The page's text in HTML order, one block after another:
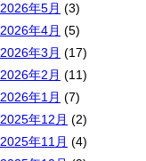
2026年5月 (3)
2026年4月 (5)
2026年3月 (17)
2026年2月 (11)
2026年1月 (7)
2025年12月 (2)
2025年11月 (4)